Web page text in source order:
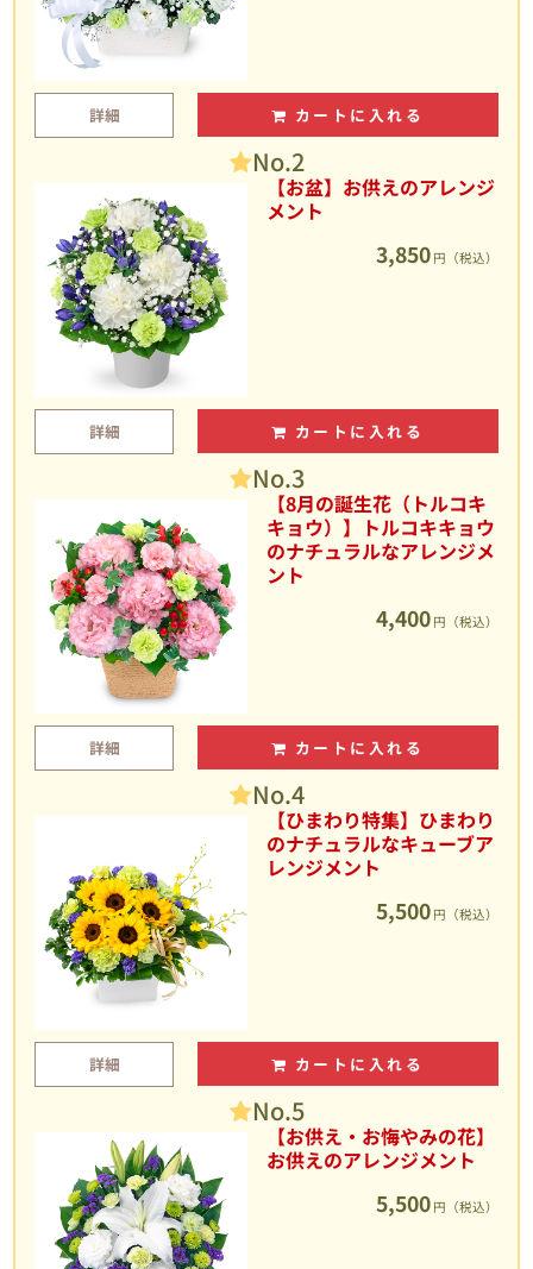
詳細 カートに入れる
No.2
【お盆】お供えのアレンジ
メント
3,850 円（税込）
詳細 カートに入れる
No.3
【8月の誕生花（トルコキ
キョウ）】トルコキキョウ
のナチュラルなアレンジメ
ント
4,400 円（税込）
詳細 カートに入れる
No.4
【ひまわり特集】ひまわり
のナチュラルなキューブア
レンジメント
5,500 円（税込）
詳細 カートに入れる
No.5
【お供え・お悔やみの花】
お供えのアレンジメント
5,500 円（税込）